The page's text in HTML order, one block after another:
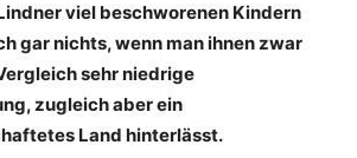
viel beschworenen Kindern
gar nichts, wenn man ihnen zwar
sehr niedrige
zugleich aber ein
Land hinterlässt.